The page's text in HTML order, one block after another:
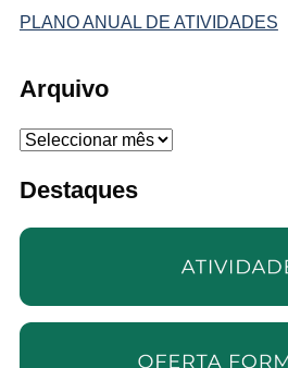
PLANO ANUAL DE ATIVIDADES
Arquivo
Arquivo
Destaques